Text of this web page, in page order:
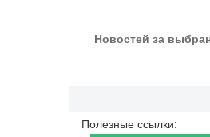
Новостей за
Полезные ссылки: